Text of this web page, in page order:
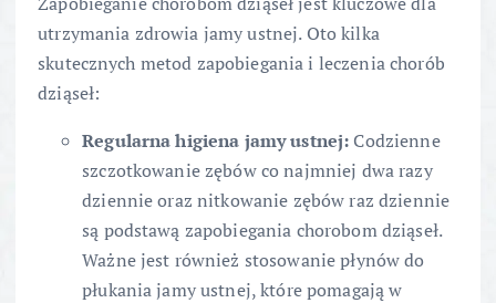
utrzymania zdrowia jamy ustnej. Oto kilka
skutecznych metod zapobiegania i leczenia chorób
dziąseł:
Regularna higiena jamy ustnej: Codzienne
szczotkowanie zębów co najmniej dwa razy
dziennie oraz nitkowanie zębów raz dziennie
są podstawą zapobiegania chorobom dziąseł.
Ważne jest również stosowanie płynów do
płukania jamy ustnej, które pomagają w